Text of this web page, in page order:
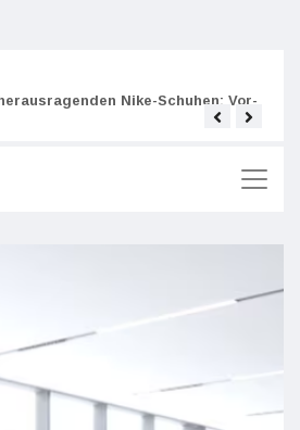
Nike-Schuhen: Vor-